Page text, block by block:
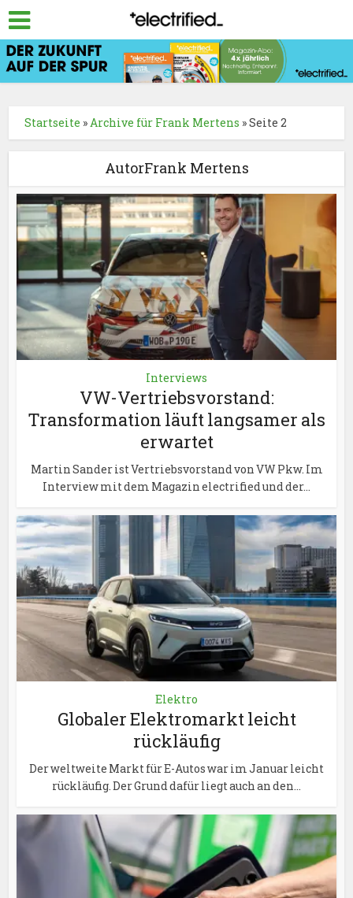
Startseite »Archive für Frank Mertens »Seite 2
AutorFrank Mertens
Interviews
VW-Vertriebsvorstand:
Transformation läuft langsamer als
erwartet
Martin Sander ist Vertriebsvorstand von VW Pkw. Im
Interview mit dem Magazin electrified und der...
Elektro
Globaler Elektromarkt leicht
rückläufig
Der weltweite Markt für E-Autos war im Januar leicht
rückläufig. Der Grund dafür liegt auch an den...